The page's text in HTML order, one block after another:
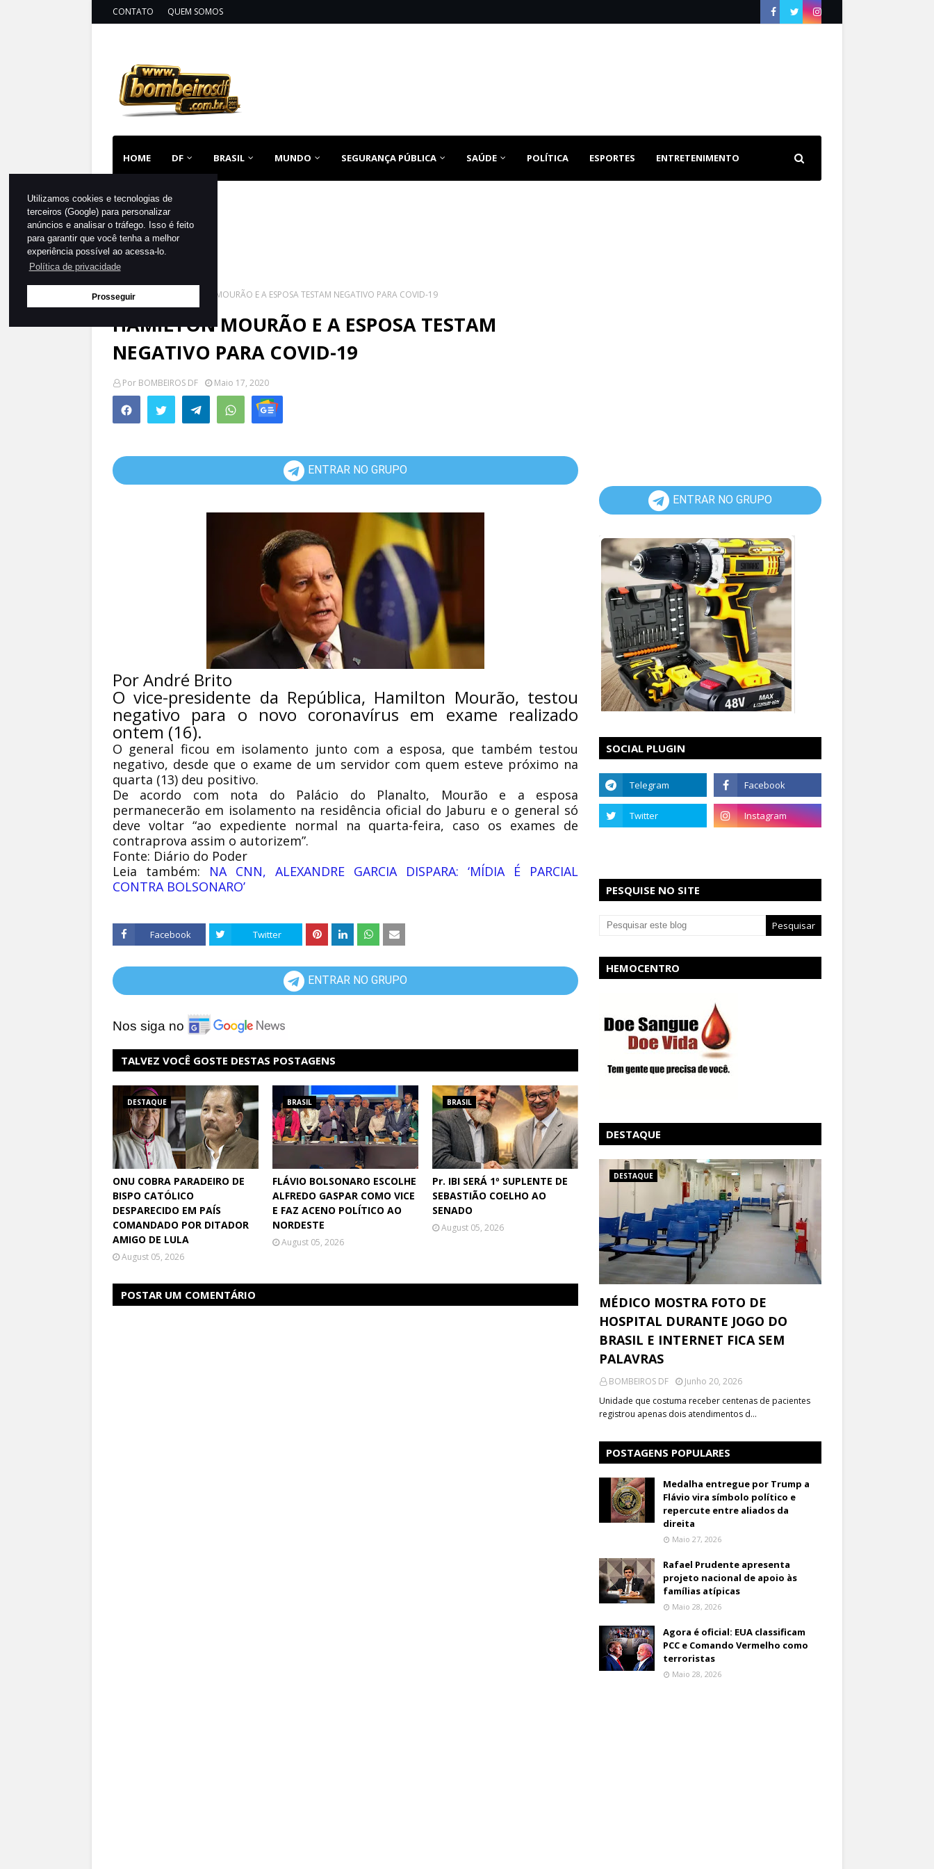
Utilizamos cookies e tecnologias de
terceiros (Google) para personalizar
anúncios e analisar o tráfego. Isso é feito
para garantir que você tenha a melhor
experiência possível ao acessa-lo.
Política de privacidade
Prosseguir
CONTATO QUEM SOMOS
HOME DF BRASIL MUNDO SEGURANÇA PÚBLICA SAÚDE POLÍTICA ESPORTES ENTRETENIMENTO
Página inicial HAMILTON MOURÃO E A ESPOSA TESTAM NEGATIVO PARA COVID-19
HAMILTON MOURÃO E A ESPOSA TESTAM
NEGATIVO PARA COVID-19
Por BOMBEIROS DF Maio 17, 2020
ENTRAR NO GRUPO
Por André Brito
O vice-presidente da República, Hamilton Mourão, testou
negativo para o novo coronavírus em exame realizado
ontem (16).
O general ficou em isolamento junto com a esposa, que também testou
negativo, desde que o exame de um servidor com quem esteve próximo na
quarta (13) deu positivo.
De acordo com nota do Palácio do Planalto, Mourão e a esposa
permanecerão em isolamento na residência oficial do Jaburu e o general só
deve voltar “ao expediente normal na quarta-feira, caso os exames de
contraprova assim o autorizem”.
Fonte: Diário do Poder
Leia também: NA CNN, ALEXANDRE GARCIA DISPARA: ‘MÍDIA É PARCIAL
CONTRA BOLSONARO’
Facebook Twitter
ENTRAR NO GRUPO
Nos siga no
TALVEZ VOCÊ GOSTE DESTAS POSTAGENS
DESTAQUE
ONU COBRA PARADEIRO DE
BISPO CATÓLICO
DESPARECIDO EM PAÍS
COMANDADO POR DITADOR
AMIGO DE LULA
August 05, 2026
BRASIL
FLÁVIO BOLSONARO ESCOLHE
ALFREDO GASPAR COMO VICE
E FAZ ACENO POLÍTICO AO
NORDESTE
August 05, 2026
BRASIL
Pr. IBI SERÁ 1º SUPLENTE DE
SEBASTIÃO COELHO AO
SENADO
August 05, 2026
POSTAR UM COMENTÁRIO
ENTRAR NO GRUPO
SOCIAL PLUGIN
PESQUISE NO SITE
HEMOCENTRO
DESTAQUE
DESTAQUE
MÉDICO MOSTRA FOTO DE
HOSPITAL DURANTE JOGO DO
BRASIL E INTERNET FICA SEM
PALAVRAS
BOMBEIROS DF
Junho 20, 2026
Unidade que costuma receber centenas de pacientes
registrou apenas dois atendimentos d…
POSTAGENS POPULARES
Medalha entregue por Trump a
Flávio vira símbolo político e
repercute entre aliados da
direita
Maio 27, 2026
Rafael Prudente apresenta
projeto nacional de apoio às
famílias atípicas
Maio 28, 2026
Agora é oficial: EUA classificam
PCC e Comando Vermelho como
terroristas
Maio 28, 2026